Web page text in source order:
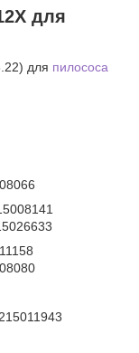
для
для пилососа